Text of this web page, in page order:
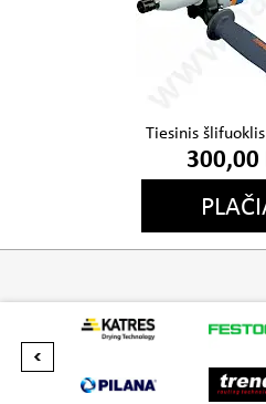
Tiesinis
300,00